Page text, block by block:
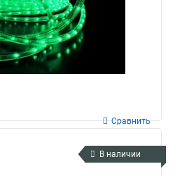
Сравнить
В наличии